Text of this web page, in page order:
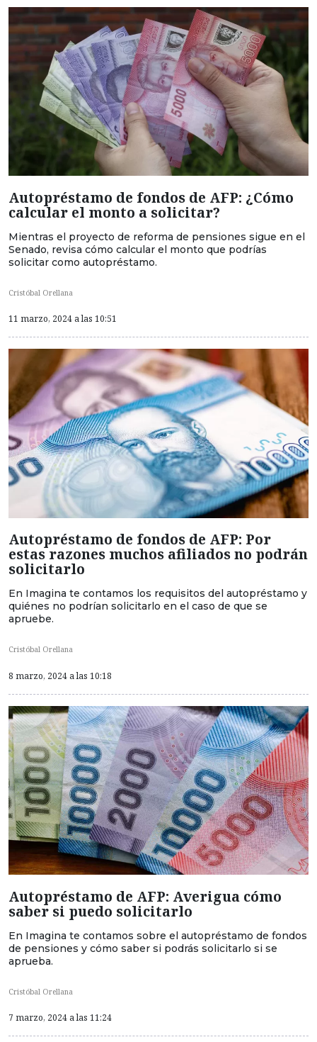
Autopréstamo de fondos de AFP: ¿Cómo
calcular el monto a solicitar?
Mientras el proyecto de reforma de pensiones sigue en el
Senado, revisa cómo calcular el monto que podrías
solicitar como autopréstamo.
Cristóbal Orellana
11 marzo, 2024 a las 10:51
Autopréstamo de fondos de AFP: Por
estas razones muchos afiliados no podrán
solicitarlo
En Imagina te contamos los requisitos del autopréstamo y
quiénes no podrían solicitarlo en el caso de que se
apruebe.
Cristóbal Orellana
8 marzo, 2024 a las 10:18
Autopréstamo de AFP: Averigua cómo
saber si puedo solicitarlo
En Imagina te contamos sobre el autopréstamo de fondos
de pensiones y cómo saber si podrás solicitarlo si se
aprueba.
Cristóbal Orellana
7 marzo, 2024 a las 11:24